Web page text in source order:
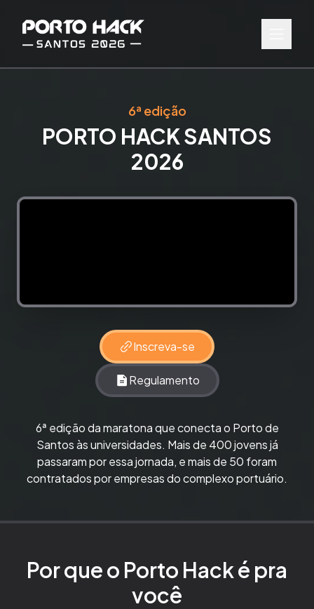
6ª edição
PORTO HACK SANTOS
2026
Inscreva-se
Regulamento
6ª edição da maratona que conecta o Porto de
Santos às universidades. Mais de 400 jovens já
passaram por essa jornada, e mais de 50 foram
contratados por empresas do complexo portuário.
Por que o Porto Hack é pra
você